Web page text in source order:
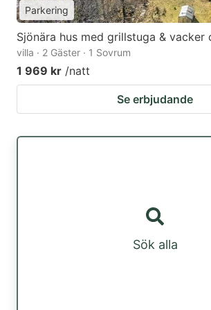
Parkering
Sjönära hus med grillstuga & vacker
villa · 2 Gäster · 1 Sovrum
1 969 kr /natt
Se erbjudande
Sök alla